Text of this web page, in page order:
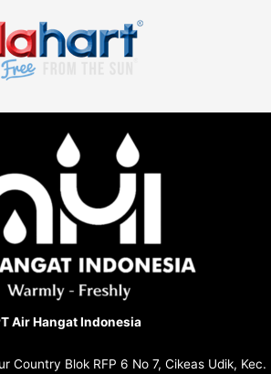
Air Hangat Indonesia
Country Blok RFP 6 No 7, Cikeas Udik, Kec.